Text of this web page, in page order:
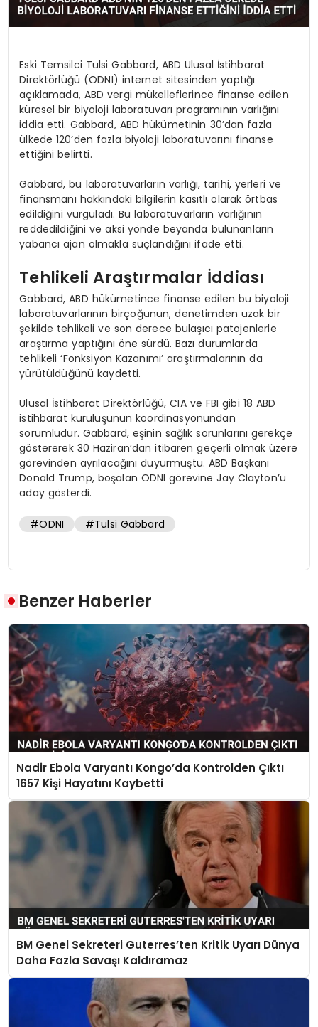
Eski Temsilci Tulsi Gabbard, ABD Ulusal İstihbarat
Direktörlüğü (ODNI) internet sitesinden yaptığı
açıklamada, ABD vergi mükelleflerince finanse edilen
küresel bir biyoloji laboratuvarı programının varlığını
iddia etti. Gabbard, ABD hükümetinin 30’dan fazla
ülkede 120’den fazla biyoloji laboratuvarını finanse
ettiğini belirtti.
Gabbard, bu laboratuvarların varlığı, tarihi, yerleri ve
finansmanı hakkındaki bilgilerin kasıtlı olarak örtbas
edildiğini vurguladı. Bu laboratuvarların varlığının
reddedildiğini ve aksi yönde beyanda bulunanların
yabancı ajan olmakla suçlandığını ifade etti.
Tehlikeli Araştırmalar İddiası
Gabbard, ABD hükümetince finanse edilen bu biyoloji
laboratuvarlarının birçoğunun, denetimden uzak bir
şekilde tehlikeli ve son derece bulaşıcı patojenlerle
araştırma yaptığını öne sürdü. Bazı durumlarda
tehlikeli ‘Fonksiyon Kazanımı’ araştırmalarının da
yürütüldüğünü kaydetti.
Ulusal İstihbarat Direktörlüğü, CIA ve FBI gibi 18 ABD
istihbarat kuruluşunun koordinasyonundan
sorumludur. Gabbard, eşinin sağlık sorunlarını gerekçe
göstererek 30 Haziran’dan itibaren geçerli olmak üzere
görevinden ayrılacağını duyurmuştu. ABD Başkanı
Donald Trump, boşalan ODNI görevine Jay Clayton’u
aday gösterdi.
#ODNI #Tulsi Gabbard
Benzer Haberler
Nadir Ebola Varyantı Kongo’da Kontrolden Çıktı
1657 Kişi Hayatını Kaybetti
BM Genel Sekreteri Guterres’ten Kritik Uyarı Dünya
Daha Fazla Savaşı Kaldıramaz